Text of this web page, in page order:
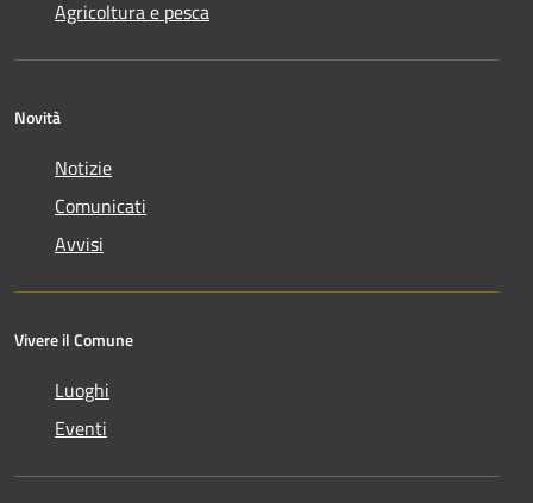
Agricoltura e pesca
Novità
Notizie
Comunicati
Avvisi
Vivere il Comune
Luoghi
Eventi